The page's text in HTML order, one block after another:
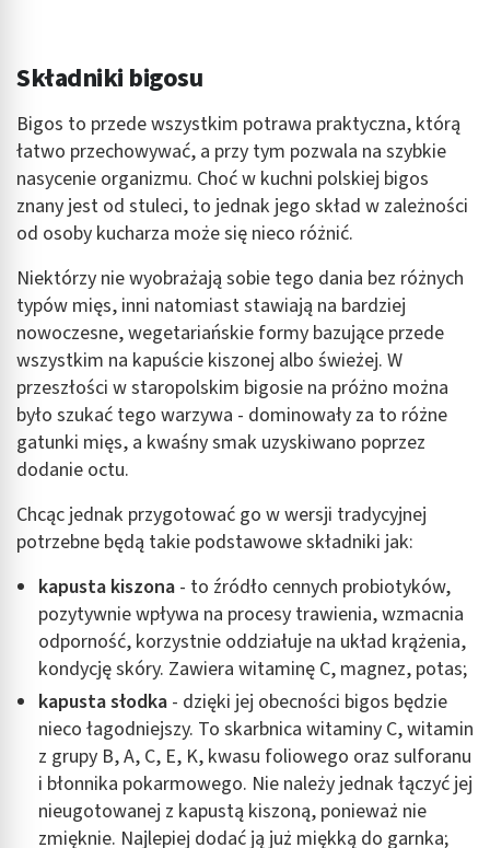
Składniki bigosu
Bigos to przede wszystkim potrawa praktyczna, którą
łatwo przechowywać, a przy tym pozwala na szybkie
nasycenie organizmu. Choć w kuchni polskiej bigos
znany jest od stuleci, to jednak jego skład w zależności
od osoby kucharza może się nieco różnić.
Niektórzy nie wyobrażają sobie tego dania bez różnych
typów mięs, inni natomiast stawiają na bardziej
nowoczesne, wegetariańskie formy bazujące przede
wszystkim na kapuście kiszonej albo świeżej. W
przeszłości w staropolskim bigosie na próżno można
było szukać tego warzywa - dominowały za to różne
gatunki mięs, a kwaśny smak uzyskiwano poprzez
dodanie octu.
Chcąc jednak przygotować go w wersji tradycyjnej
potrzebne będą takie podstawowe składniki jak:
kapusta kiszona - to źródło cennych probiotyków,
pozytywnie wpływa na procesy trawienia, wzmacnia
odporność, korzystnie oddziałuje na układ krążenia,
kondycję skóry. Zawiera witaminę C, magnez, potas;
kapusta słodka - dzięki jej obecności bigos będzie
nieco łagodniejszy. To skarbnica witaminy C, witamin
z grupy B, A, C, E, K, kwasu foliowego oraz sulforanu
i błonnika pokarmowego. Nie należy jednak łączyć jej
nieugotowanej z kapustą kiszoną, ponieważ nie
zmięknie. Najlepiej dodać ją już miękką do garnka;